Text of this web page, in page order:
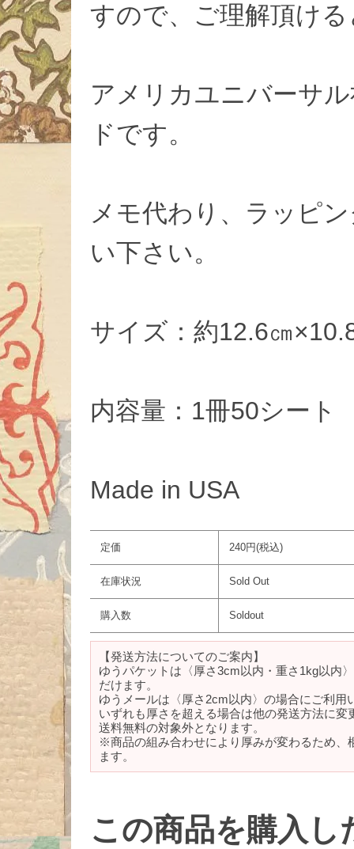
すので、ご理解頂け
アメリカユニバーサ
ドです。
メモ代わり、ラッピ
い下さい。
サイズ：約12.6㎝
内容量：1冊50シート
Made in USA
定価 240円(税込)
在庫状況 Sold Out
購入数 Soldout
【発送方法についてのご案内】
ゆうパケットは〈厚さ3cm以内・重さ1kg以内
だけます。
ゆうメールは〈厚さ2cm以内〉の場合にご利用
いずれも厚さを超える場合は他の発送方法に変
送料無料の対象外となります。
※商品の組み合わせにより厚みが変わるため、
ます。
この商品を購入し